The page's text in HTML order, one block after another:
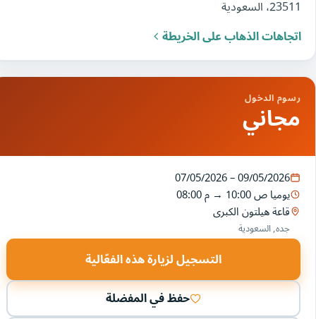
23511، السعودية
اتجاهات الذهاب على الخريطة
رسوم الدخول
مجاني
07/05/2026 – 09/05/2026
يوميا10:00 ص →08:00 م
قاعة هيلتون الكبرى
جده, السعودية
التسجيل لزيارة هذه الفعّالية
حفظ في المفضلة